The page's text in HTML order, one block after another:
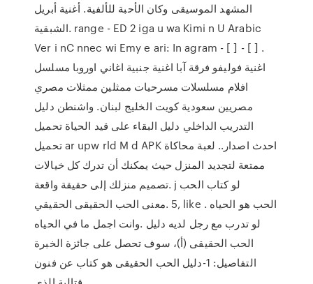
المشهد الموسيقى وكان الأحبة للألفية. أغنية أبريل
الشبقية. range - ED 2 iga u wa Kimi n U Arabic
Ver i nC nnec wi Emy e ari: In agram - [ ] - [ ] .
اغنية فوليفو فرقة آبا اغنية جنبية اغاني اوروبا مسلسل
افلام مسلسلات مسرحيات ممثلين ممثلات مصري
مصريين سعودية كويت الخليج لبنان. واشنطن دليل
التدريب الداخلي دليل البقاء على قيد الحياة تحميل
تحميل ar upw rld M d APK احدث اصدار.. لعبة محاكاة
ممتعة لتجديد المنزل حيث يمكنك أن تدرك كل خيالات
تصميم منزلك إلى حقيقة واقعة. j لو كتاب الحب
الحقيقي ‎معنى الحب الحقيقى‎. 5, like . ‎الحب هو الحياه
وانت اجمل ما في الحياه‎. لو تدرب مع رجل لديه دليل
الحب الحقيقى (أ)، سوف تحصل على جائزة الخبرة
التفاصيل: 1-دليل الحب الحقيقى هو كتاب عن فنون